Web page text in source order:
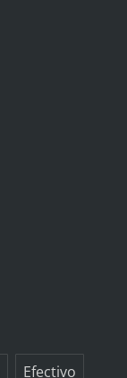
Efectivo